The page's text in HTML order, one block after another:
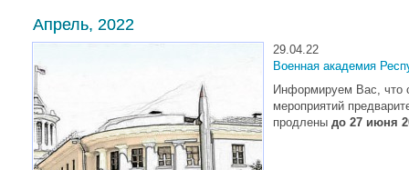
Апрель, 2022
29.04.22
Военная академия
Информируем Вас, что
мероприятий
продлены до 27 июня